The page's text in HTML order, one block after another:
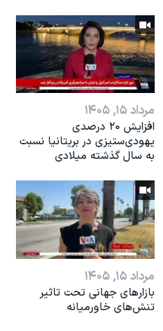
مرداد ۱۵, ۱۴۰۵
افزایش ۲۰ درصدی
یهودی‌ستیزی در بریتانیا نسبت
به سال گذشته میلادی
مرداد ۱۵, ۱۴۰۵
بازارهای جهانی تحت تاثیر
تنش‌های خاورمیانه